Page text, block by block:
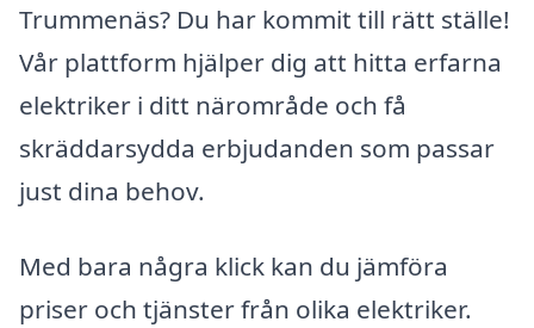
Trummenäs? Du har kommit till rätt ställe!
Vår plattform hjälper dig att hitta erfarna
elektriker i ditt närområde och få
skräddarsydda erbjudanden som passar
just dina behov.
Med bara några klick kan du jämföra
priser och tjänster från olika elektriker.